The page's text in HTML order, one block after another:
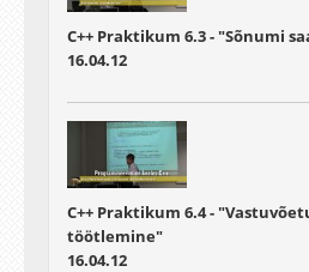
C++ Praktikum 6.3 - "Sõnumi
16.04.12
C++ Praktikum 6.4 -
töötlemine"
16.04.12